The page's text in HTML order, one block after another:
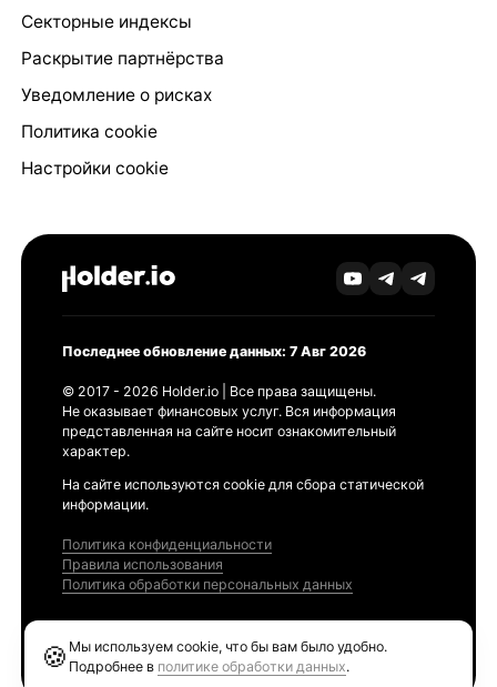
Секторные индексы
Раскрытие партнёрства
Уведомление о рисках
Политика cookie
Настройки cookie
Последнее обновление данных: 7 Авг 2026
© 2017 - 2026 Holder.io | Все права защищены.
Не оказывает финансовых услуг. Вся информация
представленная на сайте носит ознакомительный
характер.
На сайте используются cookie для сбора статической
информации.
Политика конфиденциальности
Правила использования
Политика обработки персональных данных
🍪 Мы используем cookie, что бы вам было удобно.
Подробнее в политике обработки данных.
Ethereum GAS Tracker